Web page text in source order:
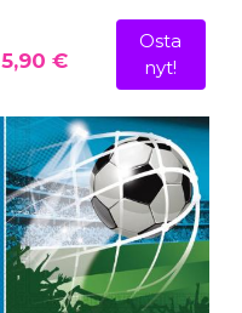
5,90 €
Osta
nyt!